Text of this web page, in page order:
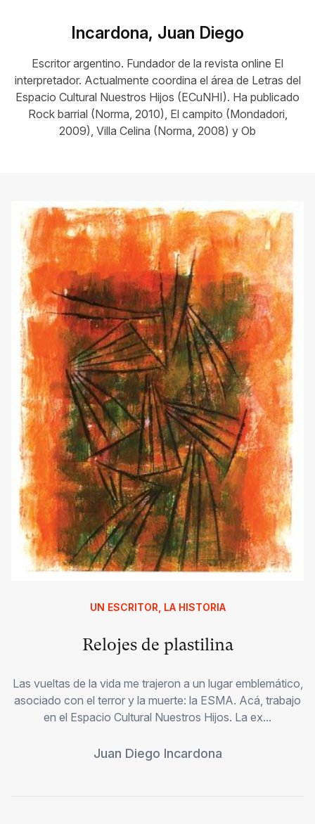
Incardona, Juan Diego
Escritor argentino. Fundador de la revista online El
interpretador. Actualmente coordina el área de Letras del
Espacio Cultural Nuestros Hijos (ECuNHI). Ha publicado
Rock barrial (Norma, 2010), El campito (Mondadori,
2009), Villa Celina (Norma, 2008) y Ob
UN ESCRITOR, LA HISTORIA
Relojes de plastilina
Las vueltas de la vida me trajeron a un lugar emblemático,
asociado con el terror y la muerte: la ESMA. Acá, trabajo
en el Espacio Cultural Nuestros Hijos. La ex...
Juan Diego Incardona